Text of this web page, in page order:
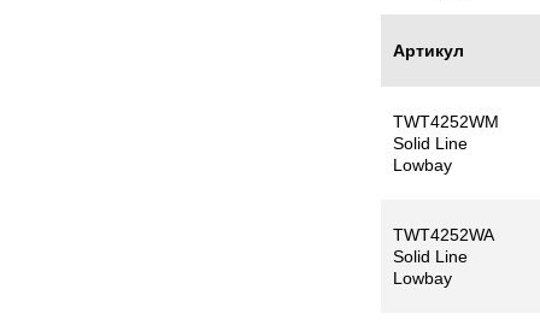
Артикул
TWT4252WM
Solid Line
Lowbay
TWT4252WA
Solid Line
Lowbay